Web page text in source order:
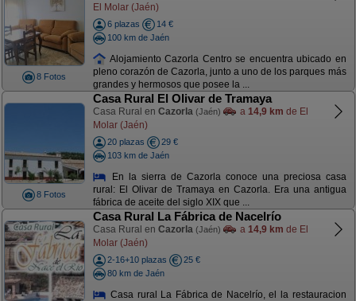
8 Fotos
El Molar (Jaén)
6 plazas
14 €
100 km de Jaén
Alojamiento Cazorla Centro se encuentra ubicado en
pleno corazón de Cazorla, junto a uno de los parques más
grandes y hermosos que posee la ...
8 Fotos
Casa Rural El Olivar de Tramaya
Casa Rural en Cazorla (Jaén) a 14,9 km de El
Molar (Jaén)
20 plazas
29 €
103 km de Jaén
En la sierra de Cazorla conoce una preciosa casa
rural: El Olivar de Tramaya en Cazorla. Era una antigua
fábrica de aceite del siglo XIX que ...
Casa Rural La Fábrica de Nacelrío
Casa Rural en Cazorla (Jaén) a 14,9 km de El
Molar (Jaén)
2-16+10 plazas
25 €
80 km de Jaén
Casa rural La Fábrica de Nacelrío, el la restauracion